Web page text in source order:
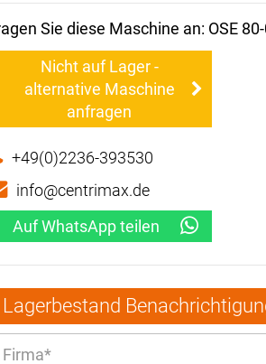
Sie diese Maschine an: OSE
Nicht auf Lager -
alternative Maschine
anfragen
+49(0)2236-393530
info@centrimax.de
Auf WhatsApp teilen
Lagerbestand